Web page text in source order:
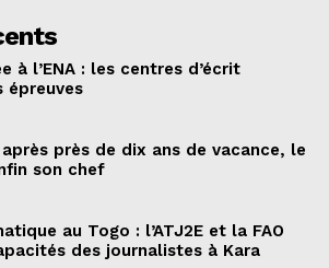
à l’ENA : les centres d’écrit
épreuves
près de dix ans de vacance, le
son chef
au Togo : l’ATJ2E et la FAO
des journalistes à Kara